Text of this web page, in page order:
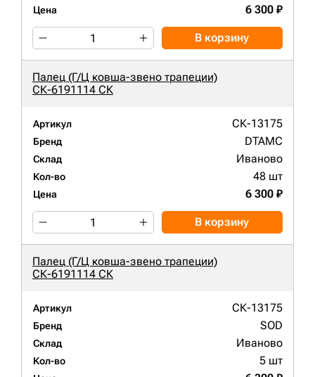
Цена 6 300 ₽
В корзину
Палец (Г/Ц ковша-звено трапеции)
СК-6191114 СК
Артикул СК-13175
Бренд DTAMC
Склад Иваново
Кол-во 48 шт
Цена 6 300 ₽
В корзину
Палец (Г/Ц ковша-звено трапеции)
СК-6191114 СК
Артикул СК-13175
Бренд SOD
Склад Иваново
Кол-во 5 шт